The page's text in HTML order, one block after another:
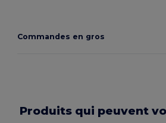
Commandes en gros
Produits qui peuvent